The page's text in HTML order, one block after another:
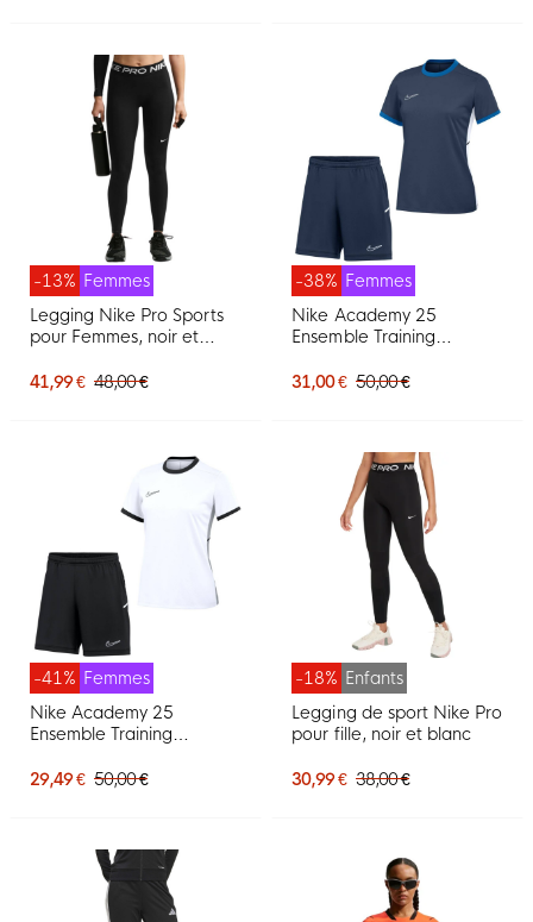
-13% Femmes
Legging Nike Pro Sports
pour Femmes, noir et
41,99 € 48,00 €
-38% Femmes
Nike Academy 25
Ensemble Training
Blanc
31,00 € 50,00 €
-41% Femmes
Nike Academy 25
Ensemble Training
29,49 € 50,00 €
-18% Enfants
Legging de sport Nike Pro
pour fille, noir et blanc
30,99 € 38,00 €